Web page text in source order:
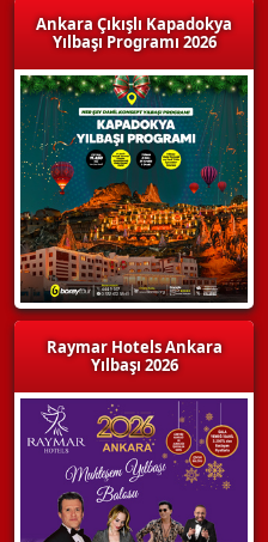
Ankara Çıkışlı Kapadokya
Yılbaşı Programı 2026
Raymar Hotels Ankara
Yılbaşı 2026